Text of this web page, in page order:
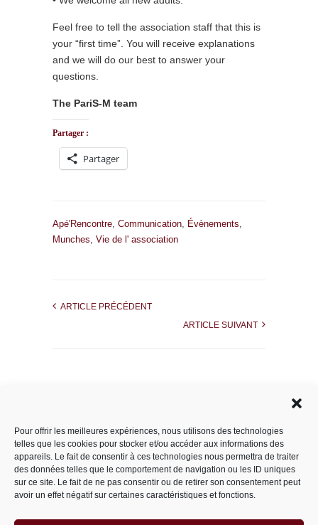
Pour offrir les meilleures expériences, nous utilisons des technologies
telles que les cookies pour stocker et/ou accéder aux informations des
appareils. Le fait de consentir à ces technologies nous permettra de traiter
des données telles que le comportement de navigation ou les ID uniques
sur ce site. Le fait de ne pas consentir ou de retirer son consentement peut
avoir un effet négatif sur certaines caractéristiques et fonctions.
Feel free to tell the association staff that this is
your “first time”. You will receive explanations
and we will do our best to answer your
questions.
The PariS-M team
Partager :
Partager
Apé'Rencontre, Communication, Évènements,
Munches, Vie de l' association
ARTICLE PRÉCÉDENT
ARTICLE SUIVANT
Catégories